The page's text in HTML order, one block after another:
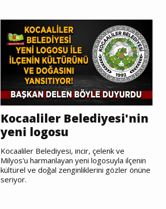
Kocaaliler Belediyesi'nin
yeni logosu
Kocaaliler Belediyesi, incir, çelenk ve
Milyos'u harmanlayan yeni logosuyla ilçenin
kültürel ve doğal zenginliklerini gözler önüne
seriyor.